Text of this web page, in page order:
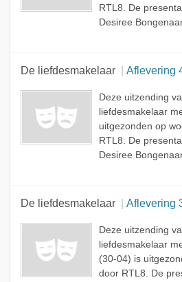
RTL8. De
Desiree
De liefdesmakelaar Aflevering
Deze uitzending
liefdesmakelaar
uitgezonden op
RTL8. De
Desiree
De liefdesmakelaar Aflevering
Deze uitzending
liefdesmakelaar
(30-04) is
door RTL8. De